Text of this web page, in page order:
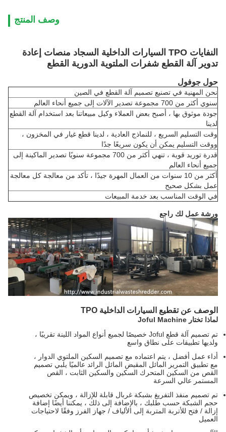
وصف المنتج
النفايات TPO السيارات الداخلية السجاد منصات إعادة
تدوير آلة القطع شفرات الملتوية الدورية القطع
حول جوفول
نحن المهنية في تصنيع تصميم آلة القطع في الصين
سنوي أكثر من 700 مجموعة تصدير الآلات إلى جميع أنحاء العالم
جودة موثوق بها ، أصبح بعض العملاء وكيل مبيعاتنا بعد استخدام آلة القطع
لدينا
وقت التسليم السريع ، للنماذج العادية ، لدينا قطع غيار في المخزون ،
ووقت التسليم يمكن أن يكون سريعًا جدًا
قدرة توريد قوية ، تنهي أكثر من 700 مجموعة سنويًا تصدير الماكينة إلى
جميع أنحاء العالم
أكثر من 10 سنوات من العمال المهرة جيدًا ، تأكد من معالجة كل معالجة
عمل بشكل صحيح
في الوقت المناسب بعد خدمة المبيعات
ورشة عمل لك راجع
الوصف عن تقطيع السيارات الداخلية TPO
لماذا تختار Joful Machine
تم تصميم آلة قطع Joful خصيصًا لجميع أنواع المواد اللينة تقريبًا ،
ولديها تطبيقات على نطاق واسع
أداء عمل أفضل ، يتم اعتماده مع تصميم السكين الملتوي الدوار ،
مع تطبيق التمرير المائل المقبض المائل الرائد عالميًا يلبي تصميم
القص من السكين المتحرك السكين والسكين الثابت ، القص
المستمر عالي السرعة
تم تصميم منفذ التفريغ بشبكة غربال قابلة للإزالة ، ويمكن تخصيص
حجم الشبكة حسب طلبك ، بالإضافة إلى ذلك ، يمكننا أيضًا إضافة
إزالة / فتح للأتربة المتربة إلى الألياف / جهاز الفرز وفقًا لاحتياجات
العميل